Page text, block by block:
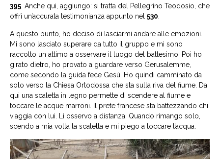
395 . Anche qui, aggiungo: si tratta del Pellegrino Teodosio, che
offrì un’accurata testimonianza appunto nel 530
A questo punto, ho deciso di lasciarmi andare alle emozioni.
Mi sono lasciato superare da tutto il gruppo e mi sono
raccolto un attimo a osservare il luogo del battesimo. Poi ho
girato dietro, ho provato a guardare verso Gerusalemme,
come secondo la guida fece Gesù. Ho quindi camminato da
solo verso la Chiesa Ortodossa che sta sulla riva del fiume. Da
qui una scaletta in legno permette di scendere al fiume e
toccare le acque marroni. Il prete francese sta battezzando chi
viaggia con lui. Li osservo a distanza. Quando rimango solo,
scendo a mia volta la scaletta e mi piego a toccare l’acqua.